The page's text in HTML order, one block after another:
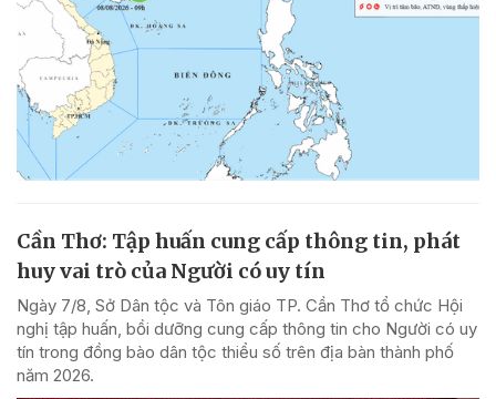
Cần Thơ: Tập huấn cung cấp thông tin, phát
huy vai trò của Người có uy tín
Ngày 7/8, Sở Dân tộc và Tôn giáo TP. Cần Thơ tổ chức Hội
nghị tập huấn, bồi dưỡng cung cấp thông tin cho Người có uy
tín trong đồng bào dân tộc thiểu số trên địa bàn thành phố
năm 2026.